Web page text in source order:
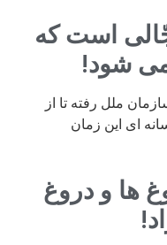
است که
می شود!
ملل رفته تا از
ای این زمان
ها و دروغ